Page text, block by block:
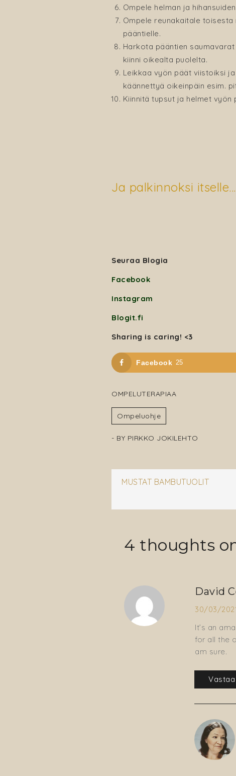
Ompele helman ja
Ompele reunakaitale
pääntielle.
Harkota pääntien
kiinni oikealta puolelta.
Leikkaa vyön päät viistoiksi
käännettyä oikeinpäin esim.
Kiinnitä tupsut ja helmet vyön
Ja palkinnoksi
Seuraa Blogia
Facebook
Instagram
Blogit.fi
Sharing is caring! <3
Facebook 25
OMPELUTERAPIAA
Ompeluohje
- BY PIRKKO JOKILEHTO
Artikkelien
selaus
MUSTAT BAMBUTUOLIT
4 thoughts
David
30/03/
It’s an
for all the
am sure.
Vastaa